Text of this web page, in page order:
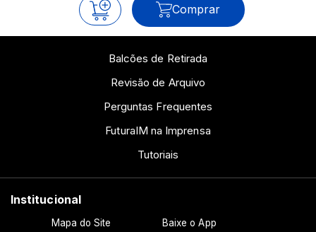
Comprar
Balcões de Retirada
Revisão de Arquivo
Perguntas Frequentes
FuturaIM na Imprensa
Tutoriais
Institucional
Mapa do Site Baixe o App